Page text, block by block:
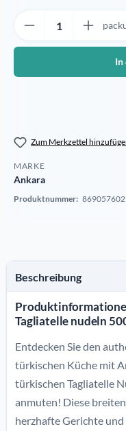
In
Zum Merkzettel
MARKE
Ankara
Produktnummer:
Beschreibung
Tagliatelle nudeln
Entdecken Sie den
türkischen Küche mit
türkischen Tagliatelle
anmuten! Diese
herzhafte Gerichte